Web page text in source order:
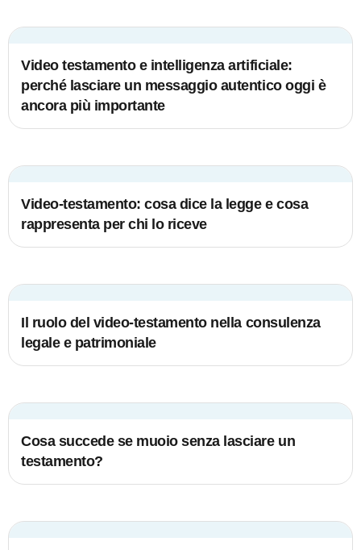
Video testamento e intelligenza artificiale:
perché lasciare un messaggio autentico oggi è
ancora più importante
Video-testamento: cosa dice la legge e cosa
rappresenta per chi lo riceve
Il ruolo del video-testamento nella consulenza
legale e patrimoniale
Cosa succede se muoio senza lasciare un
testamento?